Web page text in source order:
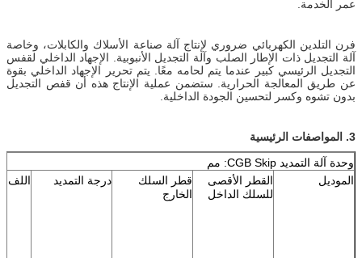
عمر الخدمة.
فرن التلدين الكهربائي ضروري لإنتاج آلة صناعة الأسلاك والكابلات، وخاصة
آلة التجديل ذات الإطار الصلب وآلة التجديل الأنبوبية. الإجهاد الداخلي لقفس
التجديل الرئيسي كبير عندما يتم لحامه معًا. يتم تحرير الإجهاد الداخلي بقوة
عن طريق المعالجة الحرارية. ستضمن عملية الإنتاج هذه أن قفص التجديل
بدون تشوه وكسر لتحسين الجودة الداخلية.
3. المواصفات الرئيسية
وحدة آلة التمديد CGB Skip: مم
الموديل
القطر الأقصى
للسلك الداخل
قطر السلك
الخارج
درجة التمديد اللف